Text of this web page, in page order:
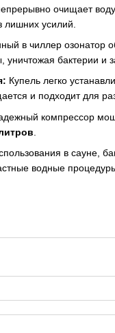
очищает
лишних усилий.
в чиллер озонатор
бактерии и
Купель легко
и подходит для
компрессор
в сауне,
водные